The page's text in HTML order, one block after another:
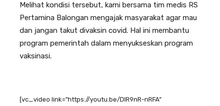
Melihat kondisi tersebut, kami bersama tim medis RS
Pertamina Balongan mengajak masyarakat agar mau
dan jangan takut divaksin covid. Hal ini membantu
program pemerintah dalam menyukseskan program
vaksinasi.
[vc_video link=”https://youtu.be/DlR9nR-nRFA”